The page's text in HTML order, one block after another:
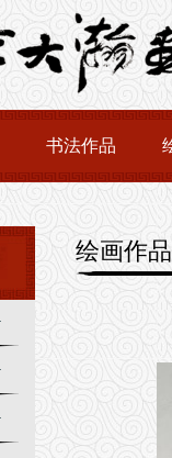
书法作品
绘画作品